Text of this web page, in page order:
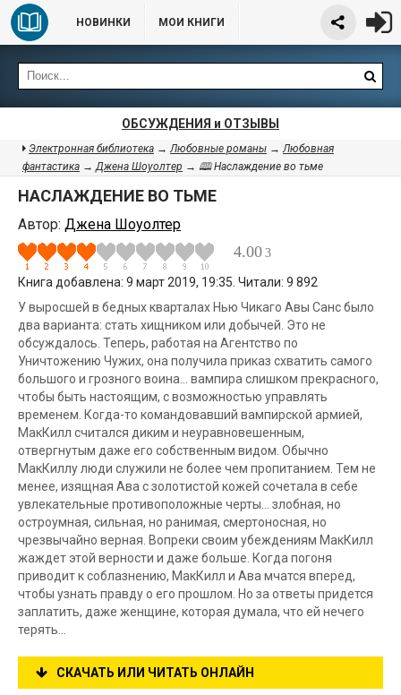
НОВИНКИ МОИ КНИГИ
ОБСУЖДЕНИЯ и ОТЗЫВЫ
Электронная библиотека →Любовные романы →Любовная
фантастика →Джена Шоуолтер → 🕮 Наслаждение во тьме
НАСЛАЖДЕНИЕ ВО ТЬМЕ
Автор: Джена Шоуолтер
4.00 3
Книга добавлена: 9 март 2019, 19:35. Читали: 9 892
У выросшей в бедных кварталах Нью Чикаго Авы Санс было
два варианта: стать хищником или добычей. Это не
обсуждалось. Теперь, работая на Агентство по
Уничтожению Чужих, она получила приказ схватить самого
большого и грозного воина... вампира слишком прекрасного,
чтобы быть настоящим, с возможностью управлять
временем. Когда-то командовавший вампирской армией,
МакКилл считался диким и неуравновешенным,
отвергнутым даже его собственным видом. Обычно
МакКиллу люди служили не более чем пропитанием. Тем не
менее, изящная Ава с золотистой кожей сочетала в себе
увлекательные противоположные черты... злобная, но
остроумная, сильная, но ранимая, смертоносная, но
чрезвычайно верная. Вопреки своим убеждениям МакКилл
жаждет этой верности и даже больше. Когда погоня
приводит к соблазнению, МакКилл и Ава мчатся вперед,
чтобы узнать правду о его прошлом. Но за ответы придется
заплатить, даже женщине, которая думала, что ей нечего
терять...
СКАЧАТЬ ИЛИ ЧИТАТЬ ОНЛАЙН